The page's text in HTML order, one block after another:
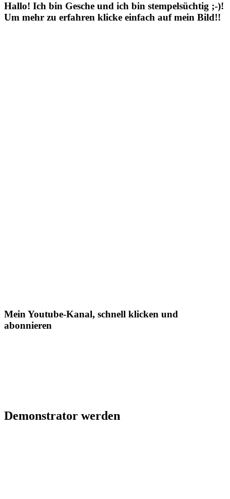
Hallo! Ich bin Gesche und ich bin stempelsüchtig ;-)!
Um mehr zu erfahren klicke einfach auf mein Bild!!
Mein Youtube-Kanal, schnell klicken und
abonnieren
Demonstrator werden